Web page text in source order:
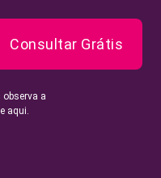
Consultar Grátis
a
aqui.